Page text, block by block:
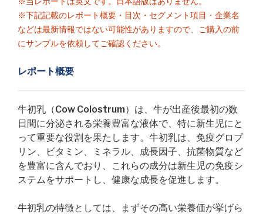
※下記記載のレポート概要・目次・セグメント項目・企業名
などは最新情報ではない可能性がありますので、ご購入の前
にサンプルを依頼してご確認ください。
レポート概要
牛初乳（Cow Colostrum）は、牛が出産後最初の数
日間に分泌される栄養豊富な液体で、特に新生児にと
って重要な役割を果たします。牛初乳は、免疫グロブ
リン、ビタミン、ミネラル、成長因子、抗菌物質など
を豊富に含んでおり、これらの成分は新生児の免疫シ
ステムをサポートし、健康な成長を促進します。
牛初乳の特徴としては、まずその高い栄養価が挙げら